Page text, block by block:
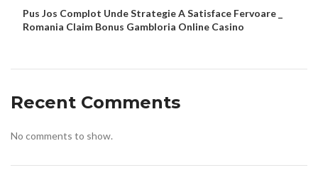
Pus Jos Complot Unde Strategie A Satisface Fervoare _
Romania Claim Bonus Gambloria Online Casino
Recent Comments
No comments to show.